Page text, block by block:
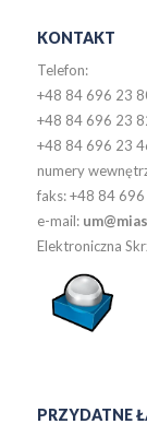
KONTAKT
Telefon:
+48 84 696 23
+48 84 696 23
+48 84 696 23
numery
faks: +48 84
e-mail:
Elektroniczna
PRZYDATNE